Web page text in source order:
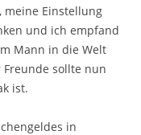
meine Einstellung
und ich empfand
Mann in die Welt
Freunde sollte nun
ist.
in